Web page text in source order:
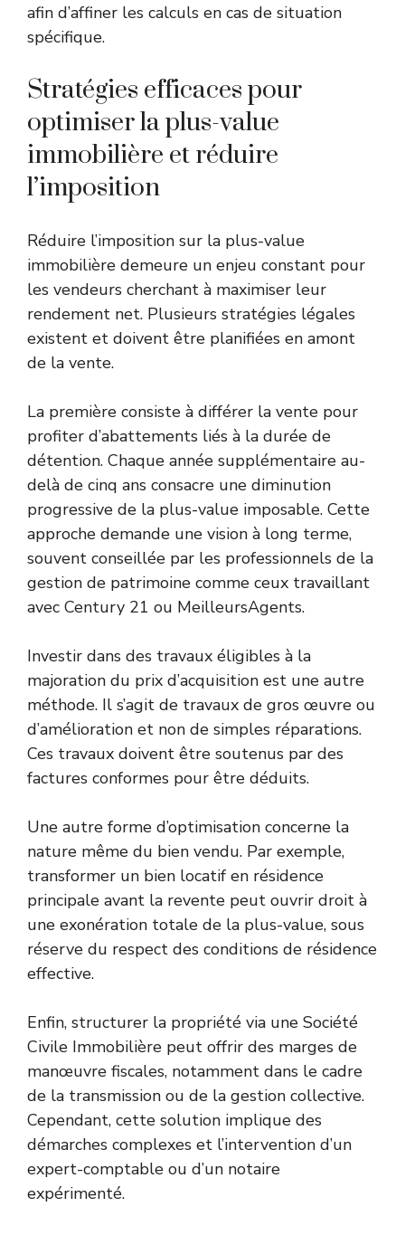
afin d’affiner les calculs en cas de situation
spécifique.
Stratégies efficaces pour
optimiser la plus-value
immobilière et réduire
l’imposition
Réduire l’imposition sur la plus-value
immobilière demeure un enjeu constant pour
les vendeurs cherchant à maximiser leur
rendement net. Plusieurs stratégies légales
existent et doivent être planifiées en amont
de la vente.
La première consiste à différer la vente pour
profiter d’abattements liés à la durée de
détention. Chaque année supplémentaire au-
delà de cinq ans consacre une diminution
progressive de la plus-value imposable. Cette
approche demande une vision à long terme,
souvent conseillée par les professionnels de la
gestion de patrimoine comme ceux travaillant
avec Century 21 ou MeilleursAgents.
Investir dans des travaux éligibles à la
majoration du prix d’acquisition est une autre
méthode. Il s’agit de travaux de gros œuvre ou
d’amélioration et non de simples réparations.
Ces travaux doivent être soutenus par des
factures conformes pour être déduits.
Une autre forme d’optimisation concerne la
nature même du bien vendu. Par exemple,
transformer un bien locatif en résidence
principale avant la revente peut ouvrir droit à
une exonération totale de la plus-value, sous
réserve du respect des conditions de résidence
effective.
Enfin, structurer la propriété via une Société
Civile Immobilière peut offrir des marges de
manœuvre fiscales, notamment dans le cadre
de la transmission ou de la gestion collective.
Cependant, cette solution implique des
démarches complexes et l’intervention d’un
expert-comptable ou d’un notaire
expérimenté.